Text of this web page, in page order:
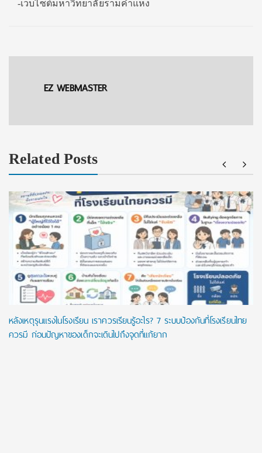
-เว็บไซต์มหาวิทยาลัยรามคำแหง
EZ WEBMASTER
Related Posts
หลังเหตุรุนแรงในโรงเรียน เราควรเรียนรู้อะไร? 7 ระบบป้องกันที่โรงเรียนไทย
ควรมี ก่อนปัญหาของเด็กจะเดินไปถึงจุดที่แก้ยาก